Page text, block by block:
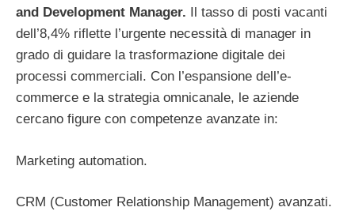
and Development Manager. Il tasso di posti vacanti
dell’8,4% riflette l’urgente necessità di manager in
grado di guidare la trasformazione digitale dei
processi commerciali. Con l’espansione dell’e-
commerce e la strategia omnicanale, le aziende
cercano figure con competenze avanzate in:
Marketing automation.
CRM (Customer Relationship Management) avanzati.